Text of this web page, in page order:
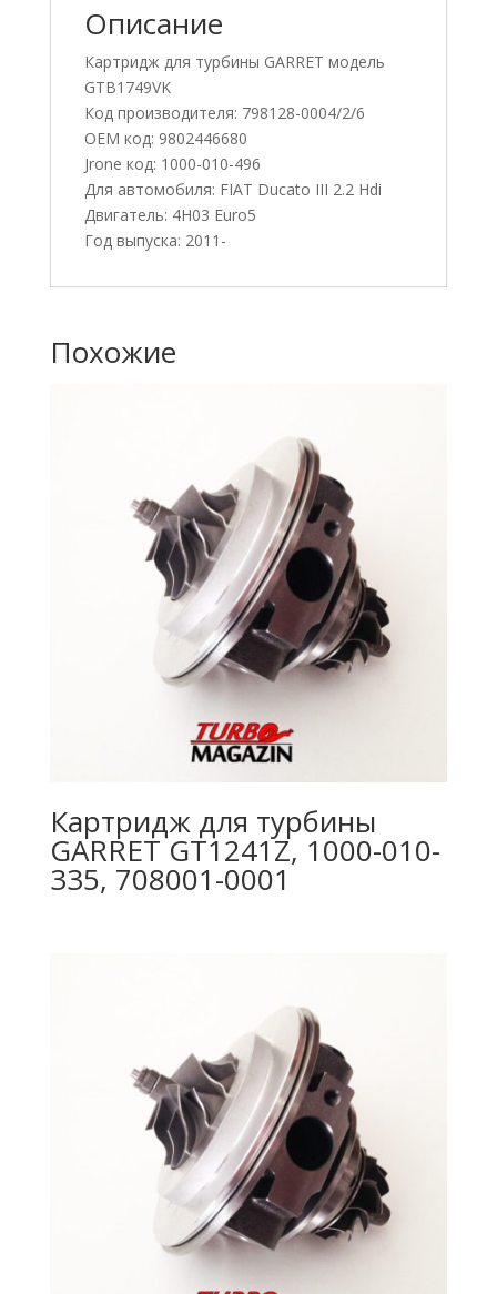
Описание
Картридж для турбины GARRET модель
GTB1749VK
Код производителя: 798128-0004/2/6
OEM код: 9802446680
Jrone код: 1000-010-496
Для автомобиля: FIAT Ducato III 2.2 Hdi
Двигатель: 4H03 Euro5
Год выпуска: 2011-
Похожие
Картридж для турбины
GARRET GT1241Z, 1000-010-
335, 708001-0001